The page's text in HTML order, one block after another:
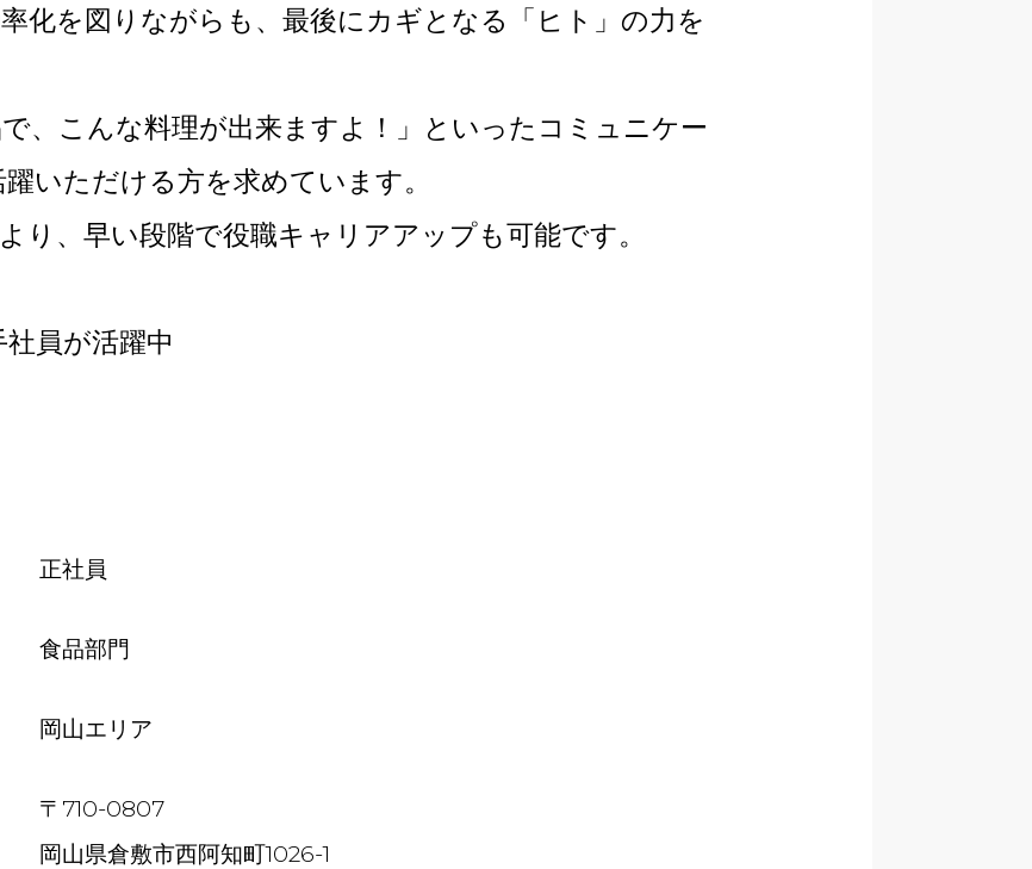
化を図りながらも、最後にカギとなる「ヒト」の力を
、こんな料理が出来ますよ！」といったコミュニケー
いただける方を求めています。
り、早い段階で役職キャリアアップも可能です。
員が活躍中
正社員
食品部門
岡山エリア
〒710-0807
岡山県倉敷市西阿知町1026-1